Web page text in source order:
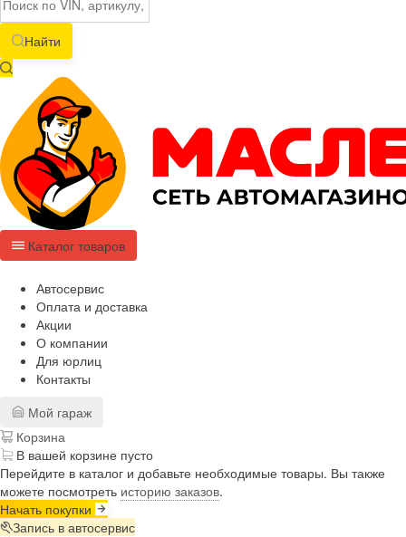
Найти
Каталог товаров
Автосервис
Оплата и доставка
Акции
О компании
Для юрлиц
Контакты
Мой гараж
Корзина
В вашей корзине пусто
Перейдите в каталог и добавьте необходимые товары. Вы также
можете посмотреть историю заказов.
Начать покупки
Запись в автосервис